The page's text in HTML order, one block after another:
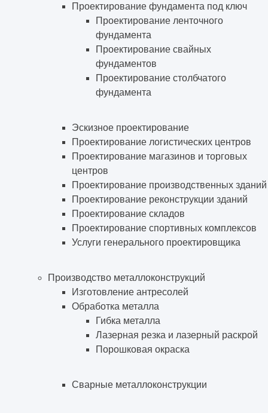
Проектирование фундамента под ключ
Проектирование ленточного
фундамента
Проектирование свайных
фундаментов
Проектирование столбчатого
фундамента
Эскизное проектирование
Проектирование логистических центров
Проектирование магазинов и торговых
центров
Проектирование производственных зданий
Проектирование реконструкции зданий
Проектирование складов
Проектирование спортивных комплексов
Услуги генерального проектировщика
Производство металлоконструкций
Изготовление антресолей
Обработка металла
Гибка металла
Лазерная резка и лазерный раскрой
Порошковая окраска
Сварные металлоконструкции